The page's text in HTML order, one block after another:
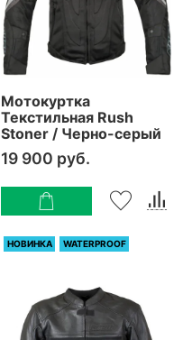
Мотокуртка
Текстильная Rush
Stoner / Черно-серый
19 900 руб.
НОВИНКА WATERPROOF